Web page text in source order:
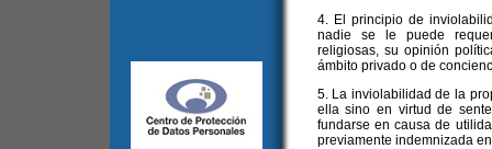
4. El principio de
nadie se le puede
religiosas, su opinión
ámbito privado o de
5. La inviolabilidad de la
ella sino en virtud de
fundarse en causa de
previamente indemnizada